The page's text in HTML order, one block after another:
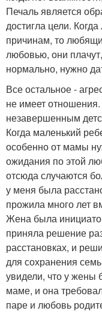
Печаль является
достигла цели.
причинам, то
любовью, они
нормально, нужно
Все остальное -
не имеет
незавершенным
Когда маленький
особенно от мамы
ожидания по этой
отсюда случаются
у меня была
прожила много лет
Жена была
приняла решение
расстановках, и
для сохранения
увидели, что у жены
маме, и она
паре и любовь